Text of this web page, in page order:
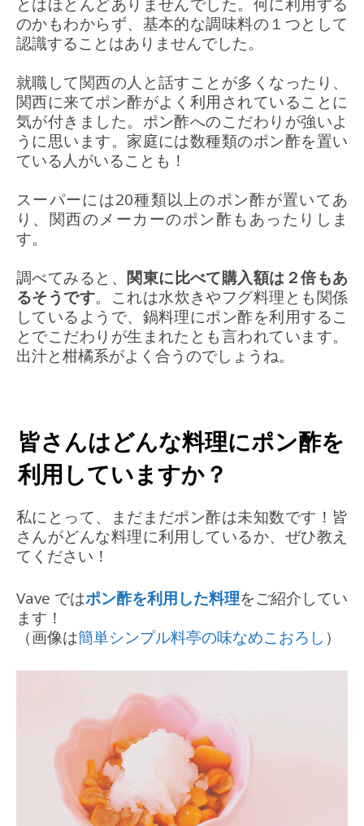
のかもわからず、基本的な調味料の１つとして
認識することはありませんでした。
就職して関西の人と話すことが多くなったり、
関西に来てポン酢がよく利用されていることに
気が付きました。ポン酢へのこだわりが強いよ
うに思います。家庭には数種類のポン酢を置い
ている人がいることも！
スーパーには20種類以上のポン酢が置いてあ
り、関西のメーカーのポン酢もあったりしま
す。
調べてみると、関東に比べて購入額は２倍もあ
るそうです。これは水炊きやフグ料理とも関係
しているようで、鍋料理にポン酢を利用するこ
とでこだわりが生まれたとも言われています。
出汁と柑橘系がよく合うのでしょうね。
皆さんはどんな料理にポン酢を
利用していますか？
私にとって、まだまだポン酢は未知数です！皆
さんがどんな料理に利用しているか、ぜひ教え
てください！
Vave ではポン酢を利用した料理をご紹介してい
ます！
（画像は簡単シンプル料亭の味なめこおろし ）